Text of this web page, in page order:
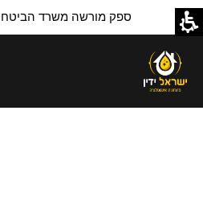
ספק מורשה משרד הביטחון מס':